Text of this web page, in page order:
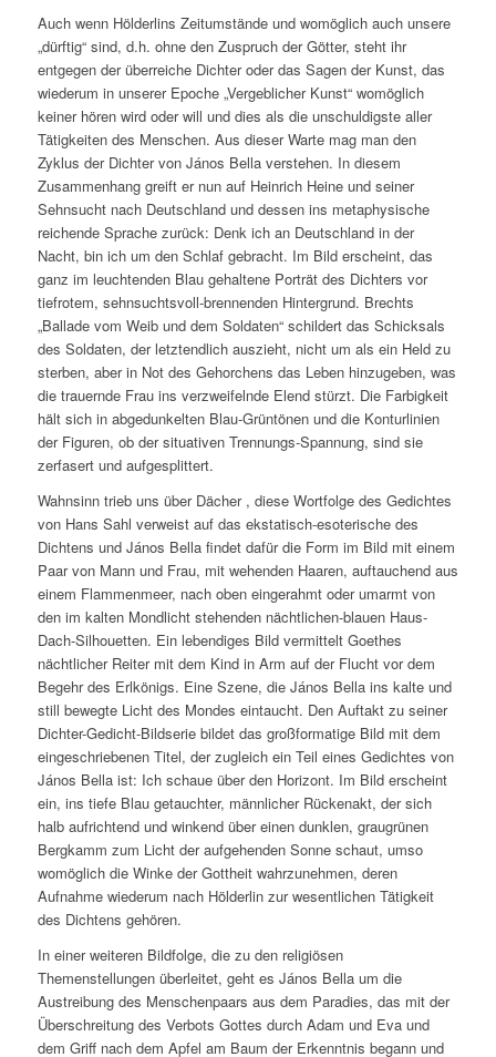
Auch wenn Hölderlins Zeitumstände und womöglich auch unsere
„dürftig“ sind, d.h. ohne den Zuspruch der Götter, steht ihr
entgegen der überreiche Dichter oder das Sagen der Kunst, das
wiederum in unserer Epoche „Vergeblicher Kunst“ womöglich
keiner hören wird oder will und dies als die unschuldigste aller
Tätigkeiten des Menschen. Aus dieser Warte mag man den
Zyklus der Dichter von János Bella verstehen. In diesem
Zusammenhang greift er nun auf Heinrich Heine und seiner
Sehnsucht nach Deutschland und dessen ins metaphysische
reichende Sprache zurück: Denk ich an Deutschland in der
Nacht, bin ich um den Schlaf gebracht. Im Bild erscheint, das
ganz im leuchtenden Blau gehaltene Porträt des Dichters vor
tiefrotem, sehnsuchtsvoll-brennenden Hintergrund. Brechts
„Ballade vom Weib und dem Soldaten“ schildert das Schicksals
des Soldaten, der letztendlich auszieht, nicht um als ein Held zu
sterben, aber in Not des Gehorchens das Leben hinzugeben, was
die trauernde Frau ins verzweifelnde Elend stürzt. Die Farbigkeit
hält sich in abgedunkelten Blau-Grüntönen und die Konturlinien
der Figuren, ob der situativen Trennungs-Spannung, sind sie
zerfasert und aufgesplittert.
Wahnsinn trieb uns über Dächer , diese Wortfolge des Gedichtes
von Hans Sahl verweist auf das ekstatisch-esoterische des
Dichtens und János Bella findet dafür die Form im Bild mit einem
Paar von Mann und Frau, mit wehenden Haaren, auftauchend aus
einem Flammenmeer, nach oben eingerahmt oder umarmt von
den im kalten Mondlicht stehenden nächtlichen-blauen Haus-
Dach-Silhouetten. Ein lebendiges Bild vermittelt Goethes
nächtlicher Reiter mit dem Kind in Arm auf der Flucht vor dem
Begehr des Erlkönigs. Eine Szene, die János Bella ins kalte und
still bewegte Licht des Mondes eintaucht. Den Auftakt zu seiner
Dichter-Gedicht-Bildserie bildet das großformatige Bild mit dem
eingeschriebenen Titel, der zugleich ein Teil eines Gedichtes von
János Bella ist: Ich schaue über den Horizont. Im Bild erscheint
ein, ins tiefe Blau getauchter, männlicher Rückenakt, der sich
halb aufrichtend und winkend über einen dunklen, graugrünen
Bergkamm zum Licht der aufgehenden Sonne schaut, umso
womöglich die Winke der Gottheit wahrzunehmen, deren
Aufnahme wiederum nach Hölderlin zur wesentlichen Tätigkeit
des Dichtens gehören.
In einer weiteren Bildfolge, die zu den religiösen
Themenstellungen überleitet, geht es János Bella um die
Austreibung des Menschenpaars aus dem Paradies, das mit der
Überschreitung des Verbots Gottes durch Adam und Eva und
dem Griff nach dem Apfel am Baum der Erkenntnis begann und